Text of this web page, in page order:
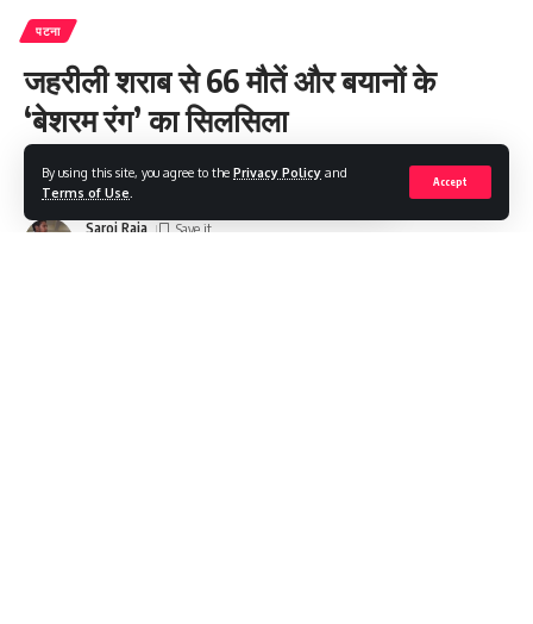
By using this site, you agree to the Privacy Policy and
Terms of Use
Accept
पटना
जहरीली शराब से 66 मौतें और बयानों के
‘बेशरम रंग’ का सिलसिला
Saroj Raja
Share 8 Min Read